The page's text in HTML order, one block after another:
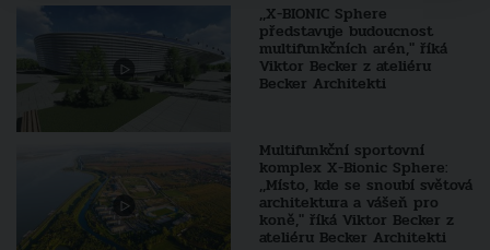
,,X-BIONIC Sphere
představuje budoucnost
multifunkčních arén," říká
Viktor Becker z ateliéru
Becker Architekti
Multifunkční sportovní
komplex X-Bionic Sphere:
,,Místo, kde se snoubí světová
architektura a vášeň pro
koně," říká Viktor Becker z
ateliéru Becker Architekti